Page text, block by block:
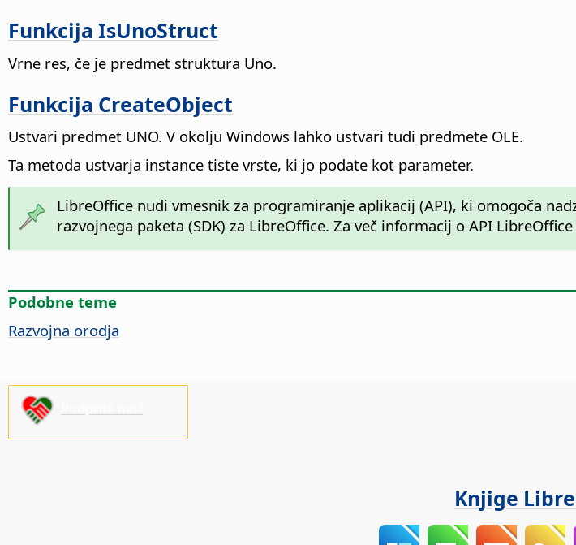
Funkcija IsUnoStruct
Vrne res, če je predmet struktura Uno.
Funkcija CreateObject
Ustvari predmet UNO. V okolju Windows lahko ustvari tudi predmete OLE.
Ta metoda ustvarja instance tiste vrste, ki jo podate kot parameter.
LibreOffice nudi vmesnik za programiranje aplikacij (API), ki omogoča
razvojnega paketa (SDK) za LibreOffice. Za več informacij o API
Podobne teme
Razvojna orodja
Knjige